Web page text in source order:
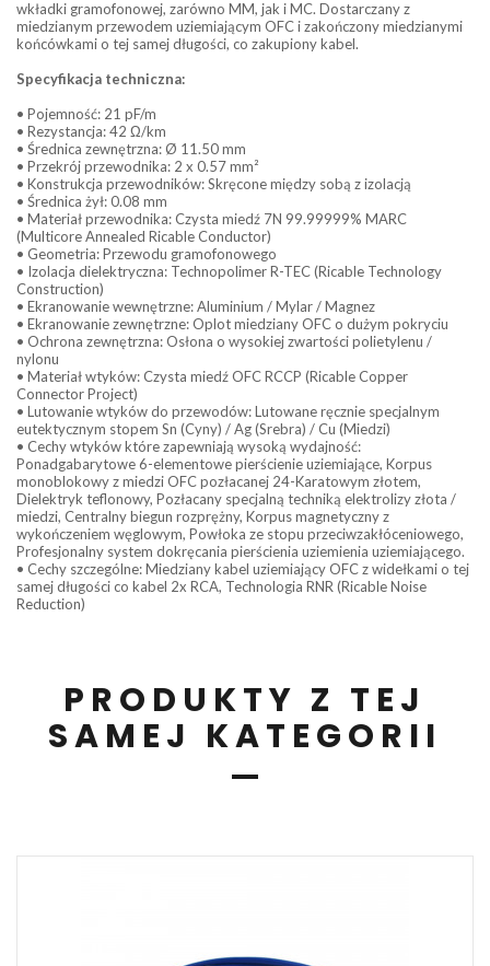
wkładki gramofonowej, zarówno MM, jak i MC. Dostarczany z
miedzianym przewodem uziemiającym OFC i zakończony miedzianymi
końcówkami o tej samej długości, co zakupiony kabel.
Specyfikacja techniczna:
• Pojemność: 21 pF/m
• Rezystancja: 42 Ω/km
• Średnica zewnętrzna: Ø 11.50 mm
• Przekrój przewodnika: 2 x 0.57 mm²
• Konstrukcja przewodników: Skręcone między sobą z izolacją
• Średnica żył: 0.08 mm
• Materiał przewodnika: Czysta miedź 7N 99.99999% MARC
(Multicore Annealed Ricable Conductor)
• Geometria: Przewodu gramofonowego
• Izolacja dielektryczna: Technopolimer R-TEC (Ricable Technology
Construction)
• Ekranowanie wewnętrzne: Aluminium / Mylar / Magnez
• Ekranowanie zewnętrzne: Oplot miedziany OFC o dużym pokryciu
• Ochrona zewnętrzna: Osłona o wysokiej zwartości polietylenu /
nylonu
• Materiał wtyków: Czysta miedź OFC RCCP (Ricable Copper
Connector Project)
• Lutowanie wtyków do przewodów: Lutowane ręcznie specjalnym
eutektycznym stopem Sn (Cyny) / Ag (Srebra) / Cu (Miedzi)
• Cechy wtyków które zapewniają wysoką wydajność:
Ponadgabarytowe 6-elementowe pierścienie uziemiające, Korpus
monoblokowy z miedzi OFC pozłacanej 24-Karatowym złotem,
Dielektryk teflonowy, Pozłacany specjalną techniką elektrolizy złota /
miedzi, Centralny biegun rozprężny, Korpus magnetyczny z
wykończeniem węglowym, Powłoka ze stopu przeciwzakłóceniowego,
Profesjonalny system dokręcania pierścienia uziemienia uziemiającego.
• Cechy szczególne: Miedziany kabel uziemiający OFC z widełkami o tej
samej długości co kabel 2x RCA, Technologia RNR (Ricable Noise
Reduction)
PRODUKTY Z TEJ
SAMEJ KATEGORII